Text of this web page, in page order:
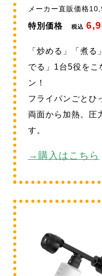
メーカー直販価格
特別価格 税込
「炒める」「煮
でる」1台5役を
ン！
フライパンごとひ
両面から加熱。圧
す。
→購入はこちら